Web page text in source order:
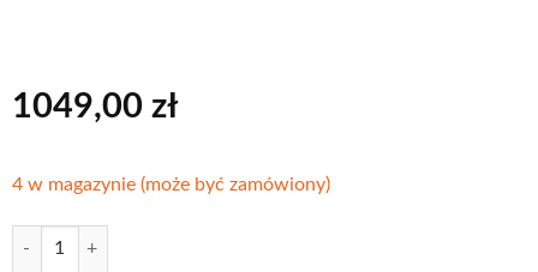
1049,00 zł
4 w magazynie (może być zamówiony)
ilość BLACK-WOTAN łóżko młodzieżowe w stylu loft z szufladą 120 x
Alternative: